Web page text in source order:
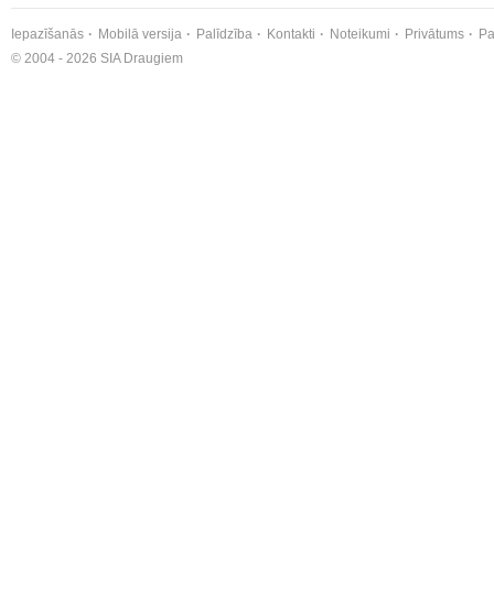
Iepazīšanās Mobilā versija Palīdzība Kontakti Noteikumi Privātums
© 2004 - 2026 SIA Draugiem